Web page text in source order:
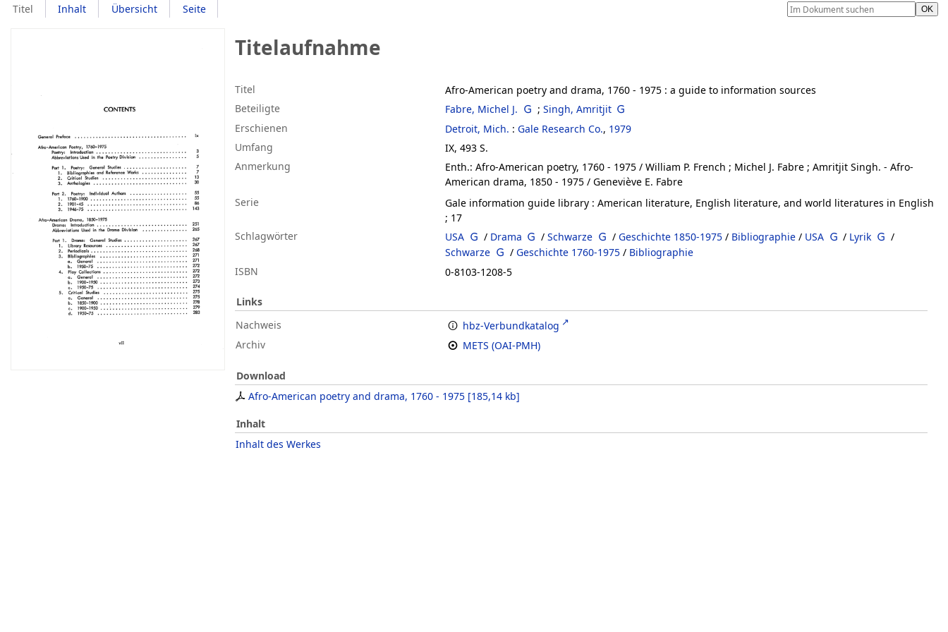
Titel Inhalt Übersicht Seite
Titelaufnahme
Titel Afro-American poetry and drama, 1760 - 1975 : a guide to information sources
Beteiligte
Fabre, Michel J. ; Singh, Amritjit
Erschienen
Detroit, Mich. : Gale Research Co., 1979
Umfang
IX, 493 S.
Anmerkung
Enth.: Afro-American poetry, 1760 - 1975 / William P. French ; Michel J. Fabre ; Amritjit Singh. - Afro-
American drama, 1850 - 1975 / Geneviève E. Fabre
Serie
Gale information guide library : American literature, English literature, and world literatures in English
; 17
Schlagwörter
USA / Drama / Schwarze / Geschichte 1850-1975 / Bibliographie / USA / Lyrik
/
Schwarze
/ Geschichte 1760-1975 / Bibliographie
ISBN
0-8103-1208-5
Links
Nachweis
hbz-Verbundkatalog
Archiv
METS (OAI-PMH)
Download
Afro-American poetry and drama, 1760 - 1975 [185,14 kb]
Inhalt
Inhalt des Werkes